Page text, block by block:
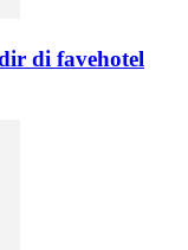
di favehotel